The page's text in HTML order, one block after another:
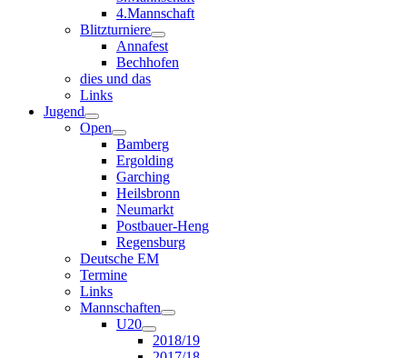
4.Mannschaft
Blitzturniere
Annafest
Bechhofen
dies und das
Links
Jugend
Open
Bamberg
Ergolding
Garching
Heilsbronn
Neumarkt
Postbauer-Heng
Regensburg
Deutsche EM
Termine
Links
Mannschaften
U20
2018/19